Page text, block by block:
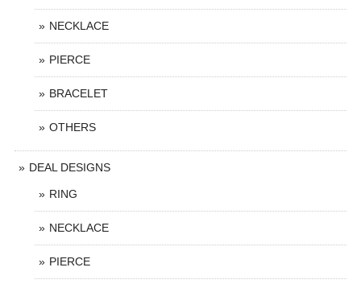
NECKLACE
PIERCE
BRACELET
OTHERS
DEAL DESIGNS
RING
NECKLACE
PIERCE